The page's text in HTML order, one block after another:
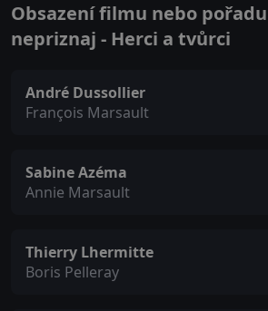
Obsazení filmu nebo
nepriznaj - Herci a tvůrci
André Dussollier
François Marsault
Sabine Azéma
Annie Marsault
Thierry Lhermitte
Boris Pelleray